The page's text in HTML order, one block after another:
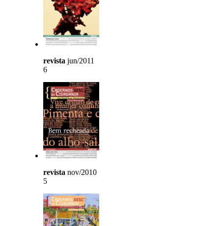
revista jun/2011
6
revista nov/2010
5